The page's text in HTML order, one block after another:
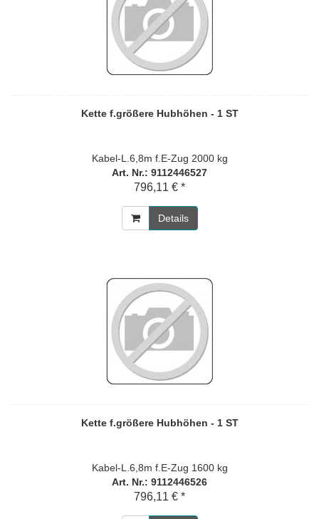
Kette f.größere Hubhöhen - 1 ST
Kabel-L.6,8m f.E-Zug 2000 kg
Art. Nr.: 9112446527
796,11 € *
Details
Kette f.größere Hubhöhen - 1 ST
Kabel-L.6,8m f.E-Zug 1600 kg
Art. Nr.: 9112446526
796,11 € *